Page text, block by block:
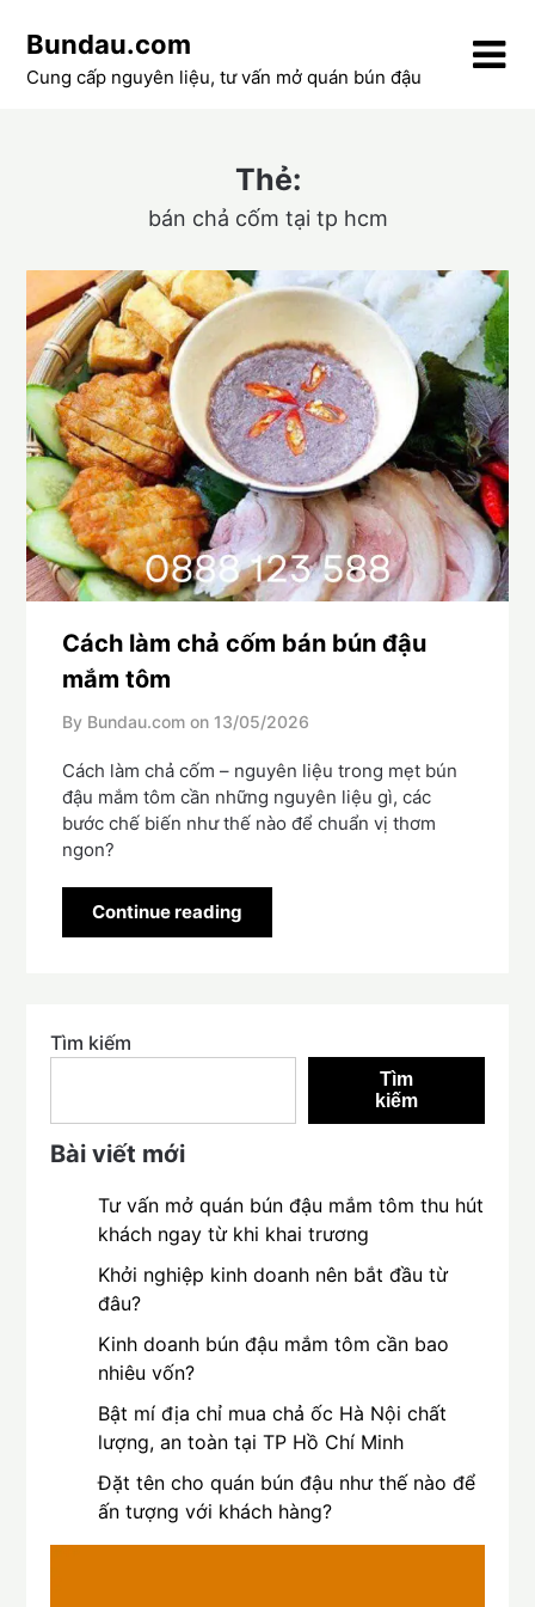
content
Bundau.com
Cung cấp nguyên liệu, tư vấn mở quán bún đậu
Thẻ:
bán chả cốm tại tp hcm
Cách làm chả cốm bán bún đậu
mắm tôm
By Bundau.com on 13/05/2026
Cách làm chả cốm – nguyên liệu trong mẹt bún
đậu mắm tôm cần những nguyên liệu gì, các
bước chế biến như thế nào để chuẩn vị thơm
ngon?
Continue reading
Tìm kiếm
Tìm
kiếm
Bài viết mới
Tư vấn mở quán bún đậu mắm tôm thu hút
khách ngay từ khi khai trương
Khởi nghiệp kinh doanh nên bắt đầu từ
đâu?
Kinh doanh bún đậu mắm tôm cần bao
nhiêu vốn?
Bật mí địa chỉ mua chả ốc Hà Nội chất
lượng, an toàn tại TP Hồ Chí Minh
Đặt tên cho quán bún đậu như thế nào để
ấn tượng với khách hàng?